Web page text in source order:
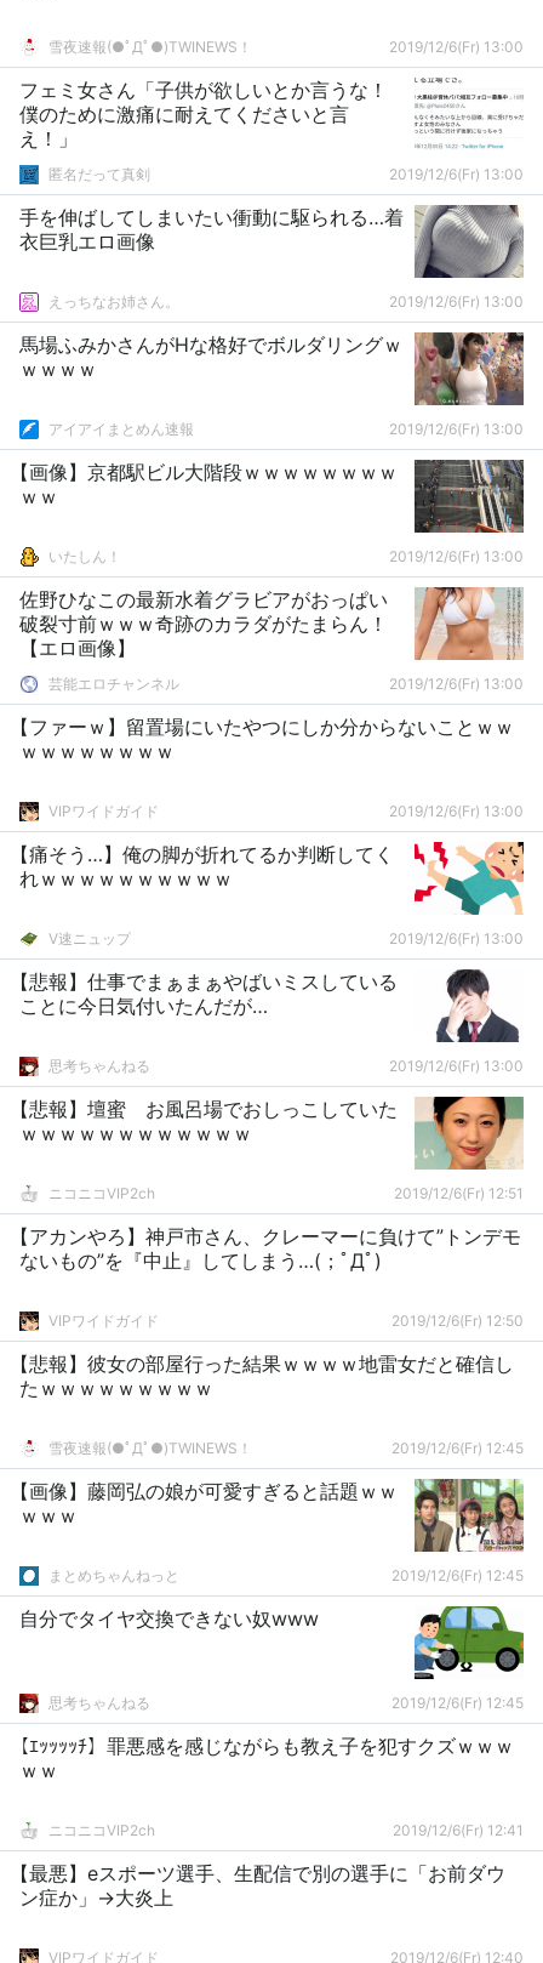
雪夜速報(●ﾟДﾟ●)TWINEWS！ 2019/12/6(Fr) 13:00
フェミ女さん「子供が欲しいとか言うな！
僕のために激痛に耐えてくださいと言
え！」
匿名だって真剣 2019/12/6(Fr) 13:00
手を伸ばしてしまいたい衝動に駆られる…着
衣巨乳エロ画像
えっちなお姉さん。 2019/12/6(Fr) 13:00
馬場ふみかさんがHな格好でボルダリングｗ
ｗｗｗｗ
アイアイまとめん速報 2019/12/6(Fr) 13:00
【画像】京都駅ビル大階段ｗｗｗｗｗｗｗｗ
ｗｗ
いたしん！ 2019/12/6(Fr) 13:00
佐野ひなこの最新水着グラビアがおっぱい
破裂寸前ｗｗｗ奇跡のカラダがたまらん！
【エロ画像】
芸能エロチャンネル 2019/12/6(Fr) 13:00
【ファーｗ】留置場にいたやつにしか分からないことｗｗ
ｗｗｗｗｗｗｗｗ
VIPワイドガイド 2019/12/6(Fr) 13:00
【痛そう…】俺の脚が折れてるか判断してく
れｗｗｗｗｗｗｗｗｗｗ
V速ニュップ 2019/12/6(Fr) 13:00
【悲報】仕事でまぁまぁやばいミスしている
ことに今日気付いたんだが…
思考ちゃんねる 2019/12/6(Fr) 13:00
【悲報】壇蜜 お風呂場でおしっこしていた
ｗｗｗｗｗｗｗｗｗｗｗｗ
ニコニコVIP2ch 2019/12/6(Fr) 12:51
【アカンやろ】神戸市さん、クレーマーに負けて”トンデモ
ないもの”を『中止』してしまう…(；ﾟДﾟ)
VIPワイドガイド 2019/12/6(Fr) 12:50
【悲報】彼女の部屋行った結果ｗｗｗｗ地雷女だと確信し
たｗｗｗｗｗｗｗｗｗ
雪夜速報(●ﾟДﾟ●)TWINEWS！ 2019/12/6(Fr) 12:45
【画像】藤岡弘の娘が可愛すぎると話題ｗｗ
ｗｗｗ
まとめちゃんねっと 2019/12/6(Fr) 12:45
自分でタイヤ交換できない奴www
思考ちゃんねる 2019/12/6(Fr) 12:45
【ｴｯｯｯｯﾁ】罪悪感を感じながらも教え子を犯すクズｗｗｗ
ｗｗ
ニコニコVIP2ch 2019/12/6(Fr) 12:41
【最悪】eスポーツ選手、生配信で別の選手に「お前ダウ
ン症か」→大炎上
VIPワイドガイド 2019/12/6(Fr) 12:40